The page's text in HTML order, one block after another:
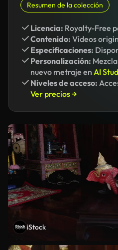
Resumen de la colección
Licencia: Royalty-Free
Contenido: Vídeos
Especificaciones:
Personalización:
nuevo metraje en AI
Niveles de acceso:
Ver precios →
iStock